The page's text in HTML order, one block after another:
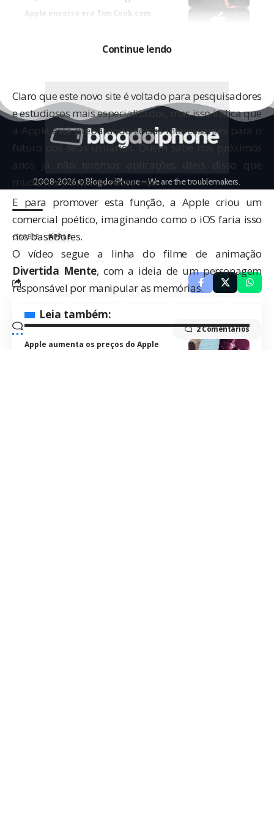
Apple encerra era Tim Cook com
Claro que este novo site é voltado para pesquisadores
e estudiosos mais especializados, mas isso indica que
a Apple está preparando coisas interessantes para o
futuro dos seus usuários. Quem sabe nos próximos
anos já não teremos aplicações úteis disso que
mudem aspectos de nossa vida.
SOBRE: APPLE
2 Comentários
E para promover esta função, a Apple criou um
comercial poético, imaginando como o iOS faria isso
nos bastidores.
O vídeo segue a linha do filme de animação
Divertida Mente, com a ideia de um personagem
responsável por manipular as memórias.
Leia também:
Apple aumenta os preços do Apple
Continue lendo
2008-2026 © Blog do iPhone – We are the troublemakers.